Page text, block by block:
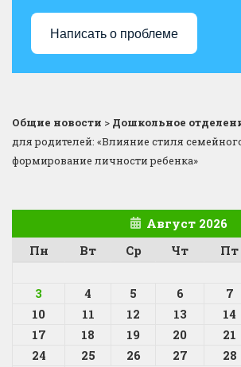
Написать о проблеме
Общие новости > Дошкольное
для родителей: «Влияние стиля
формирование личности ребенка»
Август 2026
Пн
Вт Ср Чт Пт
3
4 5 6 7
10
11 12 13 14
17
18 19 20 21
24
25 26 27 28